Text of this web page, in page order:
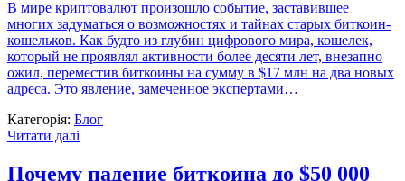
В мире криптовалют произошло событие, заставившее
многих задуматься о возможностях и тайнах старых биткоин-
кошельков. Как будто из глубин цифрового мира, кошелек,
который не проявлял активности более десяти лет, внезапно
ожил, переместив биткоины на сумму в $17 млн на два новых
адреса. Это явление, замеченное экспертами…
Категорія: Блог
Читати далі
Почему падение биткоина до $50 000